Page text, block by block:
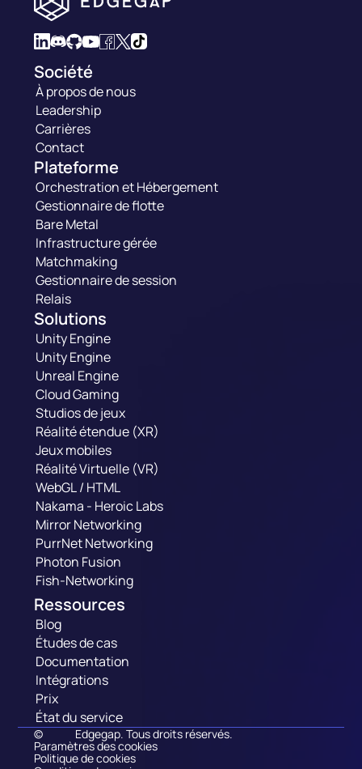
Société
À propos de nous
Leadership
Carrières
Contact
Plateforme
Orchestration et Hébergement
Gestionnaire de flotte
Bare Metal
Infrastructure gérée
Matchmaking
Gestionnaire de session
Relais
Solutions
Unity Engine
Unity Engine
Unreal Engine
Cloud Gaming
Studios de jeux
Réalité étendue (XR)
Jeux mobiles
Réalité Virtuelle (VR)
WebGL / HTML
Nakama - Heroic Labs
Mirror Networking
PurrNet Networking
Photon Fusion
Fish-Networking
Ressources
Blog
Études de cas
Documentation
Intégrations
Prix
État du service
© Edgegap. Tous droits réservés.
Paramètres des cookies
Politique de cookies